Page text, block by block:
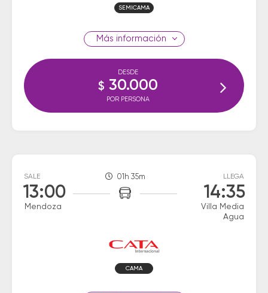
SEMICAMA
información
DESDE
$ 30.000
POR PERSONA
SALE
13:00
Mendoza
01h 35m LLEGA
14:35
Villa Media
Agua
CAMA